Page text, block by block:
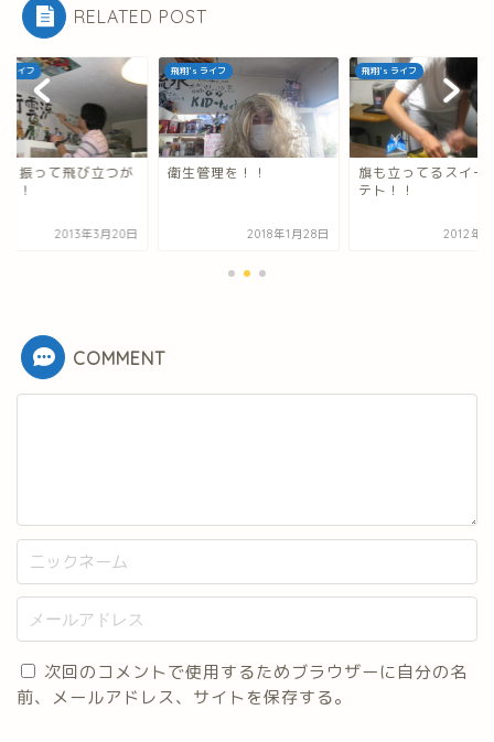
RELATED POST
ライフ
を振って飛び立つが
！
2013年3月20日
飛翔's ライフ
衛生管理を！！
2018年1月28日
飛翔's ライフ
旗も立ってるスイー
テト！！
2012年6
COMMENT
次回のコメントで使用するためブラウザーに自分の名
前、メールアドレス、サイトを保存する。